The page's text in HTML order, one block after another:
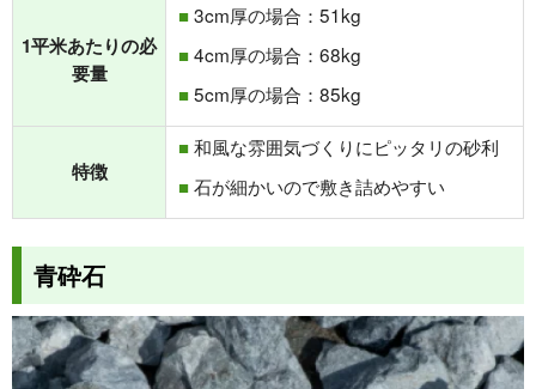
1平米あたりの必
要量
3cm厚の場合：51kg
4cm厚の場合：68kg
5cm厚の場合：85kg
特徴
和風な雰囲気づくりにピッタリの砂利
石が細かいので敷き詰めやすい
青砕石